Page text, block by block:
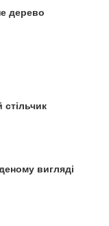
дерево
стільчик
вигляді